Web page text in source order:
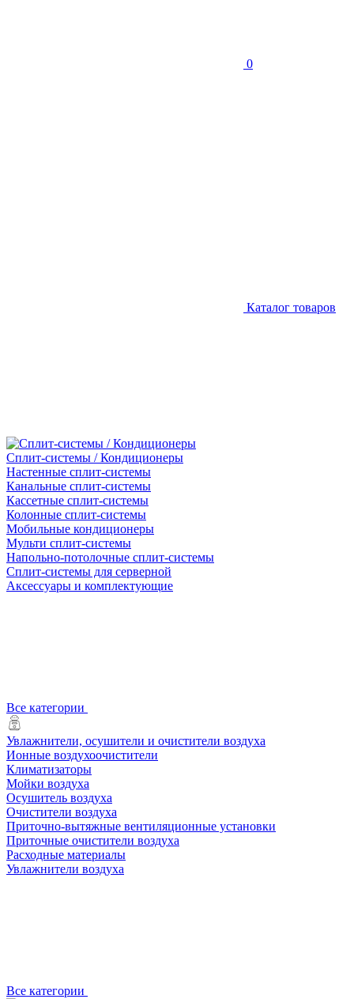
0
Каталог товаров
Сплит-системы / Кондиционеры
Настенные сплит-системы
Канальные сплит-системы
Кассетные сплит-системы
Колонные сплит-системы
Мобильные кондиционеры
Мульти сплит-системы
Напольно-потолочные сплит-системы
Сплит-системы для серверной
Аксессуары и комплектующие
Все категории
Увлажнители, осушители и очистители воздуха
Ионные воздухоочистители
Климатизаторы
Мойки воздуха
Осушитель воздуха
Очистители воздуха
Приточно-вытяжные вентиляционные установки
Приточные очистители воздуха
Расходные материалы
Увлажнители воздуха
Все категории